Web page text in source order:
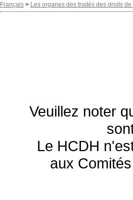
Français > Les organes des traités des droits de
Veuillez noter
Le HCDH
aux